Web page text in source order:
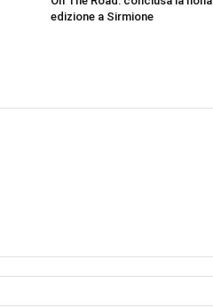
edizione a Sirmione